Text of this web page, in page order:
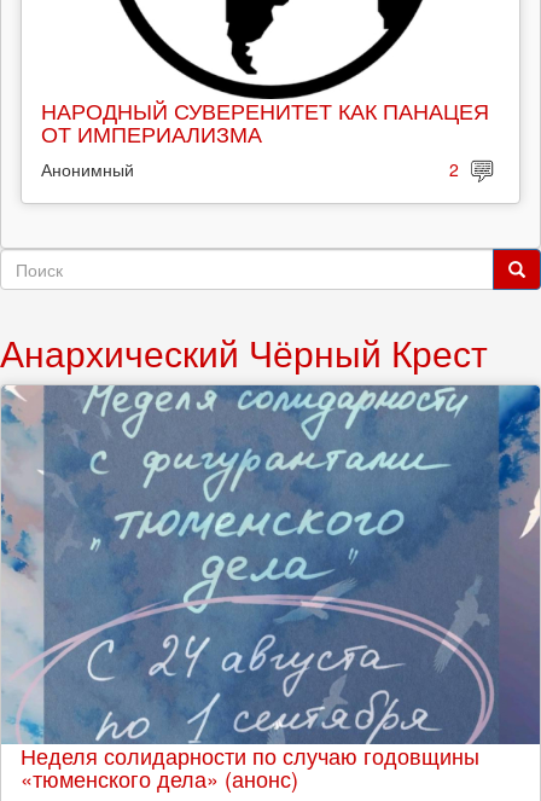
НАРОДНЫЙ СУВЕРЕНИТЕТ КАК ПАНАЦЕЯ
ОТ ИМПЕРИАЛИЗМА
Анонимный 2
Форма
Анархический Чёрный Крест
Неделя солидарности по случаю годовщины
«тюменского дела» (анонс)